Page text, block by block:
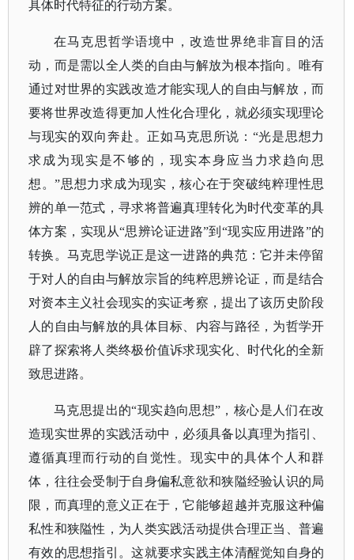
具体时代特征的行动方案。
在马克思哲学语境中，改造世界绝非盲目的活
动，而是需以全人类的自由与解放为根本指向。唯有
通过对世界的实践改造才能实现人的自由与解放，而
要将世界改造得更加人性化合理化，就必须实现理论
与现实的双向奔赴。正如马克思所说： “光是思想力
求成为现实是不够的，现实本身应当力求趋向思
想。”思想力求成为现实，核心在于突破纯粹理性思
辨的单一范式，寻求将普遍真理转化为时代变革的具
体方案，实现从“思辨论证进路”到“现实应用进路”的
转换。马克思学说正是这一进路的典范：它并未停留
于对人的自由与解放宗旨的纯粹思辨论证，而是结合
对资本主义社会现实的实证考察，提出了该历史阶段
人的自由与解放的具体目标、内容与路径，为哲学开
辟了探索将人类终极价值诉求现实化、时代化的全新
致思进路。
马克思提出的“现实趋向思想”，核心是人们在改
造现实世界的实践活动中，必须具备以真理为指引、
遵循真理而行动的自觉性。现实中的具体个人和群
体，往往会受制于自身偏私意欲和狭隘经验认识的局
限，而真理的意义正在于，它能够超越并克服这种偏
私性和狭隘性，为人类实践活动提供合理正当、普遍
有效的思想指引。这就要求实践主体清醒觉知自身的